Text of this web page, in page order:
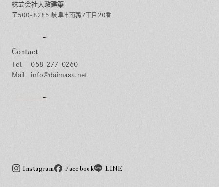
株式会社大政建築
〒500-8285 岐阜市南鶉7丁目20番
Contact
058-277-0260
info@daimasa.net
Instagram Facebook LINE